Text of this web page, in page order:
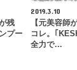
残
プー
2019.3.10
【元美容師
コレ。｢
全力で…